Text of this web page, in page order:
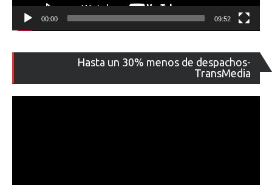
00:00 09:52
Hasta un 30% menos de despachos-
TransMedia
de